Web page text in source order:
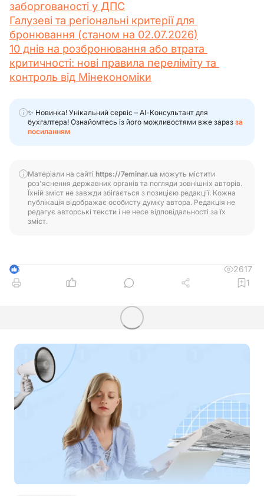
заборгованості у ДПС
Галузеві та регіональні критерії для
бронювання (станом на 02.07.2026)
10 днів на розбронювання або втрата
критичності: нові правила переліміту та
контроль від Мінекономіки
✨ Новинка! Унікальний сервіс – АІ-Консультант для
бухгалтера! Ознайомтесь із його можливостями вже зараз за
посиланням
Матеріали на сайті https://7eminar.ua можуть містити
роз'яснення державних органів та погляди зовнішніх авторів.
Їхній зміст не завжди збігається з позицією редакції. Кожна
публікація відображає особисту думку автора. Редакція не
редагує авторські тексти і не несе відповідальності за їх
зміст.
5
2617
1